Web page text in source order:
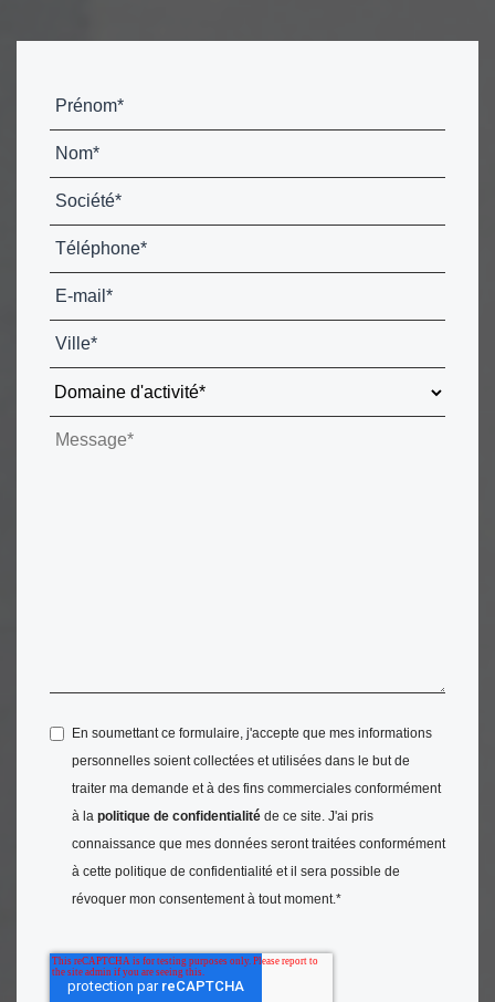
En soumettant ce formulaire, j'accepte que mes informations
personnelles soient collectées et utilisées dans le but de
traiter ma demande et à des fins commerciales conformément
à la politique de confidentialité de ce site. J'ai pris
connaissance que mes données seront traitées conformément
à cette politique de confidentialité et il sera possible de
révoquer mon consentement à tout moment.*